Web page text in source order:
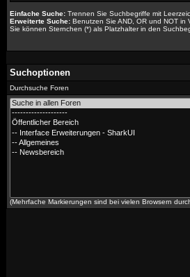
Einfache Suche: Trennen Sie Suchbegriffe mit
Erweiterte Suche: Benutzen Sie AND, OR und NOT
Sie können Sternchen (*) als Platzhalter in den
Suchoptionen
Durchsuche Foren
(Mehrfache Markierungen sind bei vielen Browsern